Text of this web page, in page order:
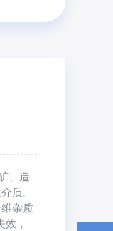
、造
质。
杂质
，